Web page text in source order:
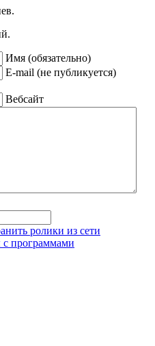
Имя (обязательно)
E-mail (не публикуется)
Вебсайт
ролики из сети
с программами